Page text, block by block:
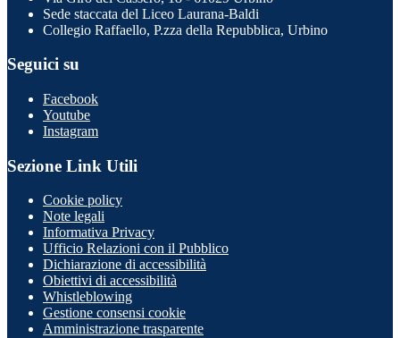
Sede staccata del Liceo Laurana-Baldi
Collegio Raffaello, P.zza della Repubblica, Urbino
Seguici su
Facebook
Youtube
Instagram
Sezione Link Utili
Cookie policy
Note legali
Informativa Privacy
Ufficio Relazioni con il Pubblico
Dichiarazione di accessibilità
Obiettivi di accessibilità
Whistleblowing
Gestione consensi cookie
Amministrazione trasparente